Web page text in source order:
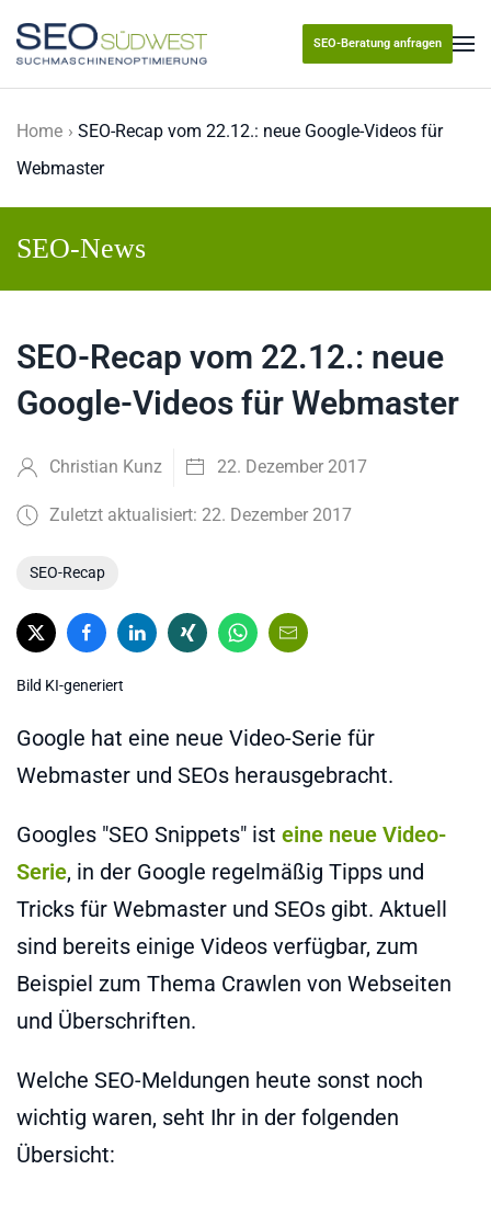
Skip to main content
SEO-Beratung anfragen
Home
SEO-Recap vom 22.12.: neue Google-Videos für
Webmaster
SEO-News
SEO-Recap vom 22.12.: neue
Google-Videos für Webmaster
Christian Kunz 22. Dezember 2017
Zuletzt aktualisiert: 22. Dezember 2017
SEO-Recap
Bild KI-generiert
Google hat eine neue Video-Serie für
Webmaster und SEOs herausgebracht.
Googles "SEO Snippets" ist eine neue Video-
Serie, in der Google regelmäßig Tipps und
Tricks für Webmaster und SEOs gibt. Aktuell
sind bereits einige Videos verfügbar, zum
Beispiel zum Thema Crawlen von Webseiten
und Überschriften.
Welche SEO-Meldungen heute sonst noch
wichtig waren, seht Ihr in der folgenden
Übersicht: